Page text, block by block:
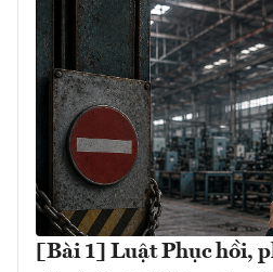
[Bài 1] Luật Phục hồi,